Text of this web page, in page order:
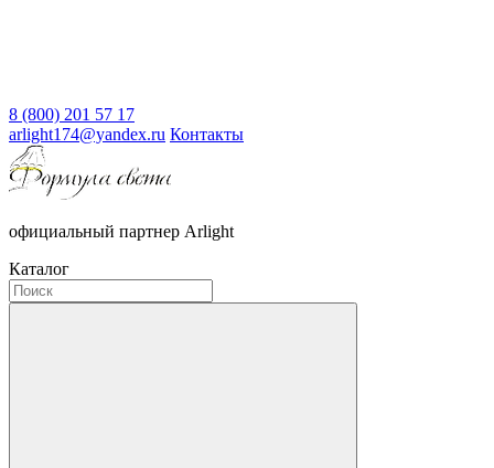
8 (800) 201 57 17
arlight174@yandex.ru Контакты
официальный партнер Arlight
Каталог